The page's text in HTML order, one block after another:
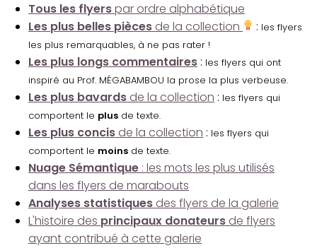
Tous les flyerspar ordre alphabétique
Les plus belles pièces de la collection : les flyers
les plus remarquables, à ne pas rater !
Les plus longs commentaires : les flyers qui ont
inspiré au Prof. MÉGABAMBOU la prose la plus verbeuse.
Les plus bavards de la collection : les flyers qui
comportent le plus de texte.
Les plus concis de la collection : les flyers qui
comportent le moins de texte.
Nuage Sémantique : les mots les plus utilisés
dans les flyers de marabouts
Analyses statistiques des flyers de la galerie
L'histoire des principaux donateurs de flyers
ayant contribué à cette galerie